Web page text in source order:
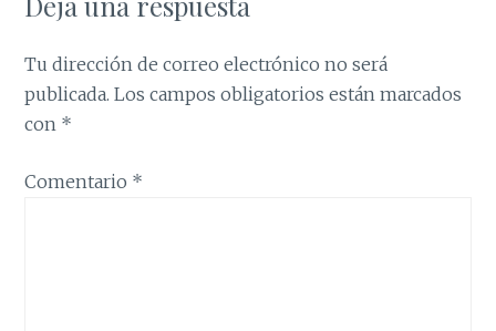
Tu dirección de correo electrónico no será
publicada. Los campos obligatorios están marcados
con *
Comentario *